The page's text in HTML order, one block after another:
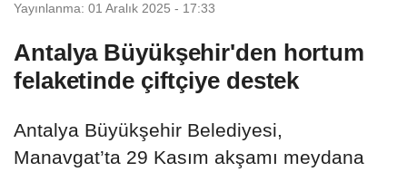
Yayınlanma: 01 Aralık 2025 - 17:33
Antalya Büyükşehir'den hortum
felaketinde çiftçiye destek
Antalya Büyükşehir Belediyesi,
Manavgat’ta 29 Kasım akşamı meydana